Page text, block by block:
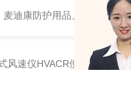
迪康防护用品、wiggens实
风速仪HVACR便携式测量仪